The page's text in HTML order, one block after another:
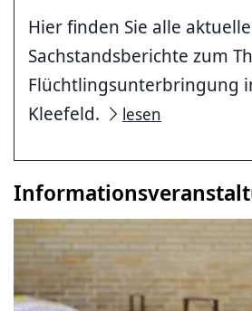
Hier finden Sie alle
Sachstandsberichte zum
Flüchtlingsunterbringung
Kleefeld.
lesen